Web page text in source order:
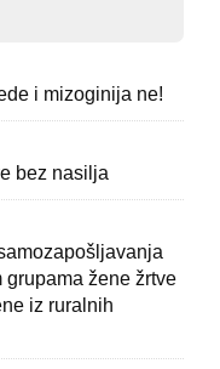
i mizoginija ne!
bez nasilja
žene žrtve
iz ruralnih